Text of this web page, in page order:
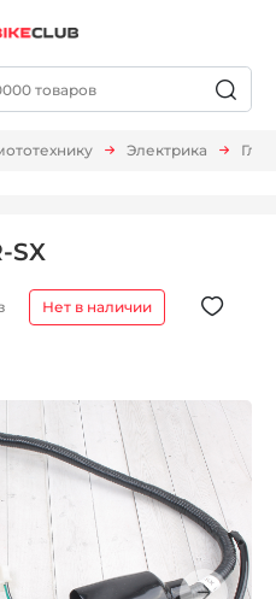
Электрика
SX
Нет в наличии